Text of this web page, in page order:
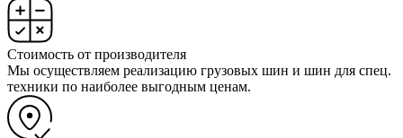
Стоимость от производителя
Мы осуществляем реализацию грузовых шин и шин для спец.
техники по наиболее выгодным ценам.